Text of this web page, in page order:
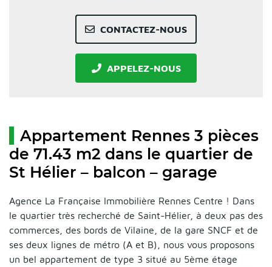
CONTACTEZ-NOUS
APPELEZ-NOUS
Appartement Rennes 3 pièces
de 71.43 m2 dans le quartier de
St Hélier – balcon – garage
Agence La Française Immobilière Rennes Centre ! Dans
le quartier très recherché de Saint-Hélier, à deux pas des
commerces, des bords de Vilaine, de la gare SNCF et de
ses deux lignes de métro (A et B), nous vous proposons
un bel appartement de type 3 situé au 5ème étage